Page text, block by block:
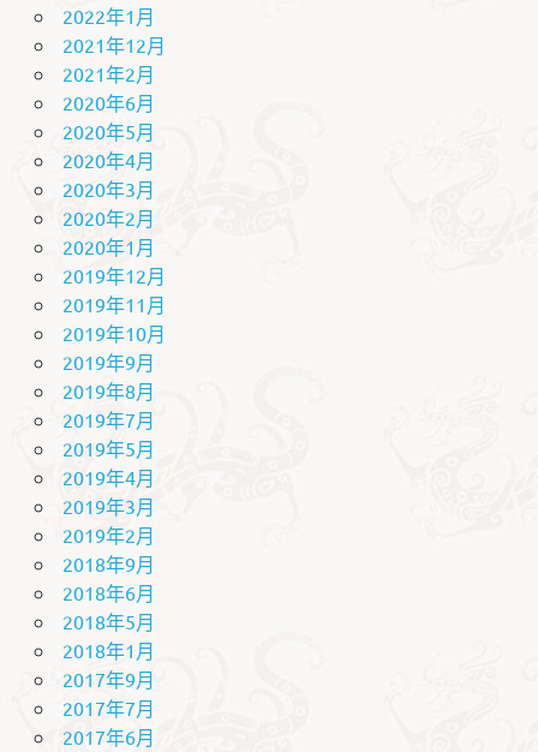
2022年1月
2021年12月
2021年2月
2020年6月
2020年5月
2020年4月
2020年3月
2020年2月
2020年1月
2019年12月
2019年11月
2019年10月
2019年9月
2019年8月
2019年7月
2019年5月
2019年4月
2019年3月
2019年2月
2018年9月
2018年6月
2018年5月
2018年1月
2017年9月
2017年7月
2017年6月